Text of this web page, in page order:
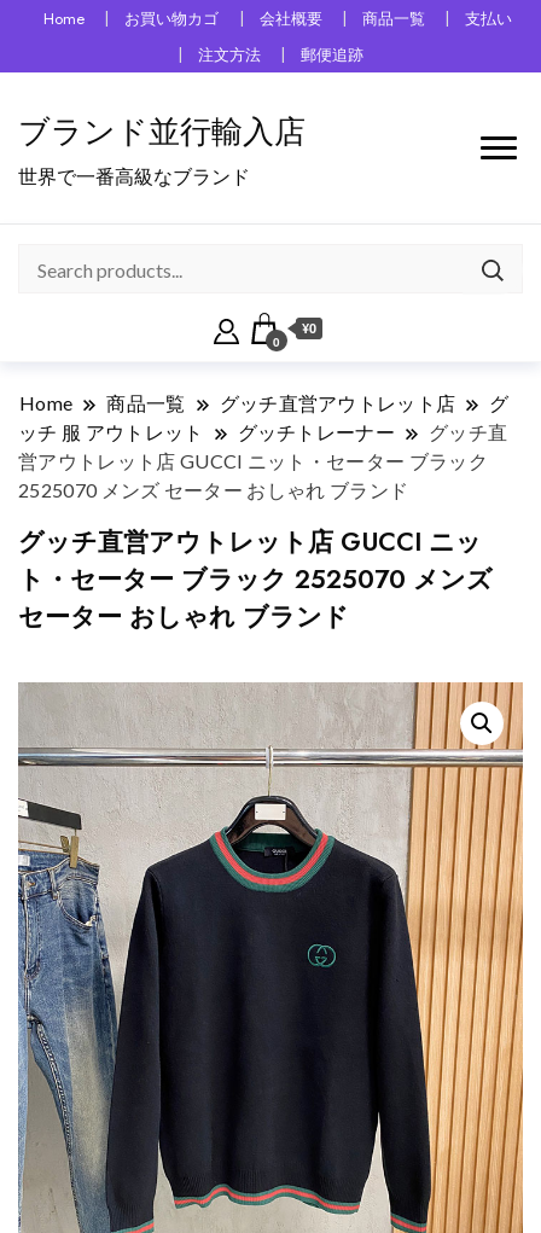
Home お買い物カゴ 会社概要 商品一覧
支払い
注文方法
郵便追跡
ブランド並行輸入店
世界で一番高級なブランド
0
¥0
Home 商品一覧 グッチ直営アウトレット店
グ
ッチ 服 アウトレット
グッチトレーナー
グッチ直
営アウトレット店 GUCCI ニット・セーター ブラック
2525070 メンズ セーター おしゃれ ブランド
グッチ直営アウトレット店 GUCCI ニッ
ト・セーター ブラック 2525070 メンズ
セーター おしゃれ ブランド